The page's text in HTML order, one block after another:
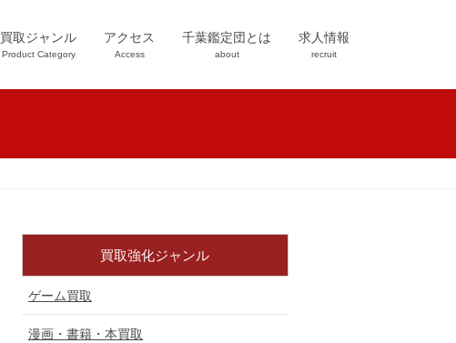
買取ジャンル
Product Category
アクセス
Access
千葉鑑定団とは
about
求人情報
recruit
買取強化ジャンル
ゲーム買取
漫画・書籍・本買取